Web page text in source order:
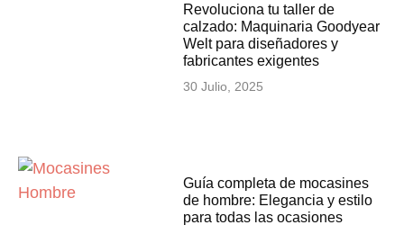
Revoluciona tu taller de
calzado: Maquinaria Goodyear
Welt para diseñadores y
fabricantes exigentes
30 Julio, 2025
Guía completa de mocasines
de hombre: Elegancia y estilo
para todas las ocasiones